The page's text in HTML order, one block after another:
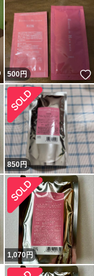
いいね！
500円
850円
1,070円